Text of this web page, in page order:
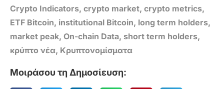
Crypto Indicators, crypto market, crypto metrics,
ETF Bitcoin, institutional Bitcoin, long term holders,
market peak, On-chain Data, short term holders,
κρύπτο νέα, Κρυπτονομίσματα
Μοιράσου τη Δημοσίευση: